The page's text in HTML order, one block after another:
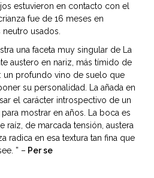
estuvieron en contacto con el
fue de 16 meses en
usados.
una faceta muy singular de La
austero en nariz, más tímido de
un profundo vino de suelo que
su personalidad. La añada en
el carácter introspectivo de un
mostrar en años. La boca es
raíz, de marcada tensión, austera
radica en esa textura tan fina que
” – Per se